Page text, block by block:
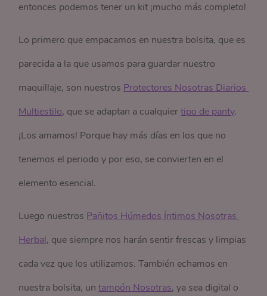
entonces podemos tener un kit ¡mucho más completo!
Lo primero que empacamos en nuestra bolsita, que es
parecida a la que usamos para guardar nuestro
maquillaje, son nuestros Protectores Nosotras Diarios
Multiestilo, que se adaptan a cualquiertipo de panty.
¡Los amamos! Porque hay más días en los que no
tenemos el periodo y por eso, se convierten en el
elemento esencial.
Luego nuestros Pañitos Húmedos Íntimos Nosotras
Herbal, que siempre nos harán sentir frescas y limpias
cada vez que los utilizamos. También echamos en
nuestra bolsita, untampón Nosotras, ya sea digital o